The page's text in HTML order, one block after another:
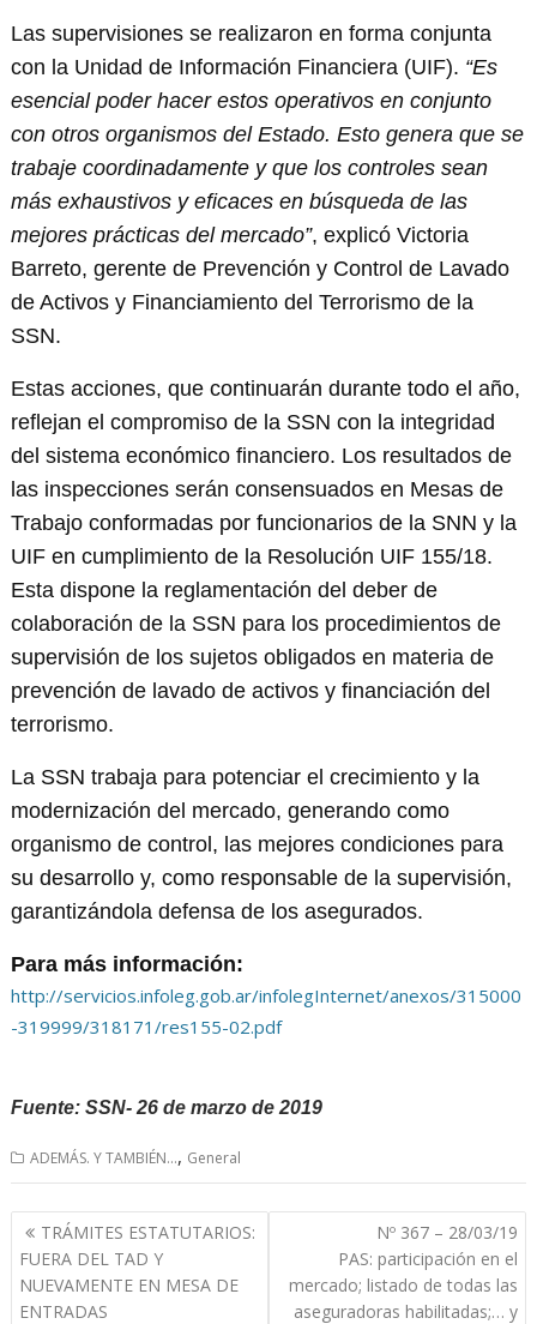
Las supervisiones se realizaron en forma conjunta
con la Unidad de Información Financiera (UIF). “Es
esencial poder hacer estos operativos en conjunto
con otros organismos del Estado. Esto genera que se
trabaje coordinadamente y que los controles sean
más exhaustivos y eficaces en búsqueda de las
mejores prácticas del mercado”, explicó Victoria
Barreto, gerente de Prevención y Control de Lavado
de Activos y Financiamiento del Terrorismo de la
SSN.
Estas acciones, que continuarán durante todo el año,
reflejan el compromiso de la SSN con la integridad
del sistema económico financiero. Los resultados de
las inspecciones serán consensuados en Mesas de
Trabajo conformadas por funcionarios de la SNN y la
UIF en cumplimiento de la Resolución UIF 155/18.
Esta dispone la reglamentación del deber de
colaboración de la SSN para los procedimientos de
supervisión de los sujetos obligados en materia de
prevención de lavado de activos y financiación del
terrorismo.
La SSN trabaja para potenciar el crecimiento y la
modernización del mercado, generando como
organismo de control, las mejores condiciones para
su desarrollo y, como responsable de la supervisión,
garantizándola defensa de los asegurados.
Para más información:
http://servicios.infoleg.gob.ar/infolegInternet/anexos/315000
-319999/318171/res155-02.pdf
Fuente: SSN-26 de marzo de 2019
ADEMÁS. Y TAMBIÉN..., General
Navegación
de
entradas
TRÁMITES ESTATUTARIOS:
FUERA DEL TAD Y
NUEVAMENTE EN MESA DE
ENTRADAS
Nº 367 – 28/03/19
PAS: participación en el
mercado; listado de todas las
aseguradoras habilitadas;… y